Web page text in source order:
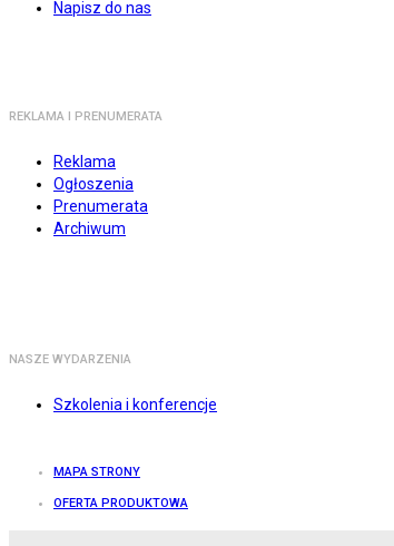
Napisz do nas
REKLAMA I PRENUMERATA
Reklama
Ogłoszenia
Prenumerata
Archiwum
NASZE WYDARZENIA
Szkolenia i konferencje
MAPA STRONY
OFERTA PRODUKTOWA